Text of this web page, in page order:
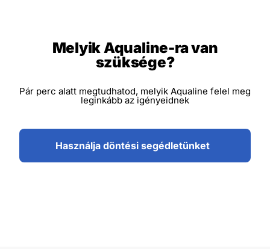
Melyik Aqualine-ra van
szüksége?
Pár perc alatt megtudhatod, melyik Aqualine felel meg
leginkább az igényeidnek
Használja döntési segédletünket